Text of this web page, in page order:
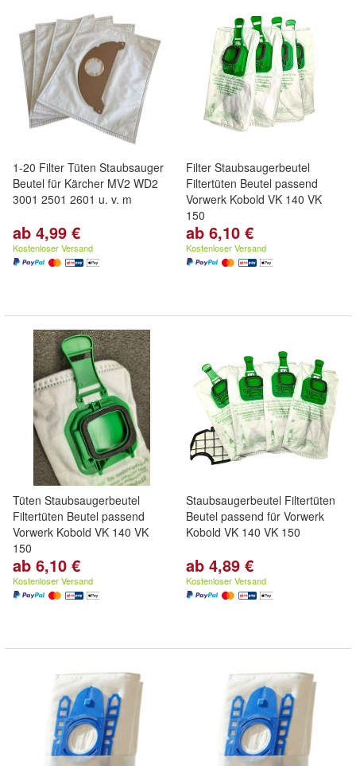
1-20 Filter Tüten Staubsauger
Beutel für Kärcher MV2 WD2
3001 2501 2601 u. v. m
ab 4,99 €
Kostenloser Versand
Filter Staubsaugerbeutel
Filtertüten Beutel passend
Vorwerk Kobold VK 140 VK
150
ab 6,10 €
Kostenloser Versand
Tüten Staubsaugerbeutel
Filtertüten Beutel passend
Vorwerk Kobold VK 140 VK
150
ab 6,10 €
Kostenloser Versand
Staubsaugerbeutel Filtertüten
Beutel passend für Vorwerk
Kobold VK 140 VK 150
ab 4,89 €
Kostenloser Versand